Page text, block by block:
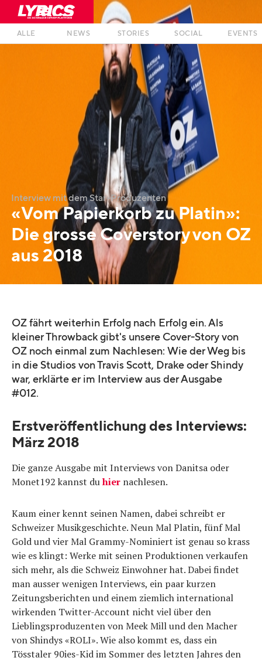
ALLE NEWS STORIES SOCIAL EVENTS
Interview mit dem Star-Produzenten
«Vom Papierkorb zu Platin»:
Die grosse Coverstory von OZ
aus 2018
OZ fährt weiterhin Erfolg nach Erfolg ein. Als
kleiner Throwback gibt's unsere Cover-Story von
OZ noch einmal zum Nachlesen: Wie der Weg bis
in die Studios von Travis Scott, Drake oder Shindy
war, erklärte er im Interview aus der Ausgabe
#012.
Erstveröffentlichung des Interviews:
März 2018
Die ganze Ausgabe mit Interviews von Danitsa oder
Monet192 kannst duhier nachlesen.
Kaum einer kennt seinen Namen, dabei schreibt er
Schweizer Musikgeschichte. Neun Mal Platin, fünf Mal
Gold und vier Mal Grammy-Nominiert ist genau so krass
wie es klingt: Werke mit seinen Produktionen verkaufen
sich mehr, als die Schweiz Einwohner hat. Dabei findet
man ausser wenigen Interviews, ein paar kurzen
Zeitungsberichten und einem ziemlich international
wirkenden Twitter-Account nicht viel über den
Lieblingsproduzenten von Meek Mill und den Macher
von Shindys «ROLI». Wie also kommt es, dass ein
Tösstaler 90ies-Kid im Sommer des letzten Jahres den